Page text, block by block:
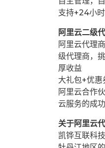
支持+24小时
阿里云二级
阿里云代理
级代理商，
厚收益
大礼包+优惠
阿里云合作
云服务的成
关于阿里云
凯铧互联科